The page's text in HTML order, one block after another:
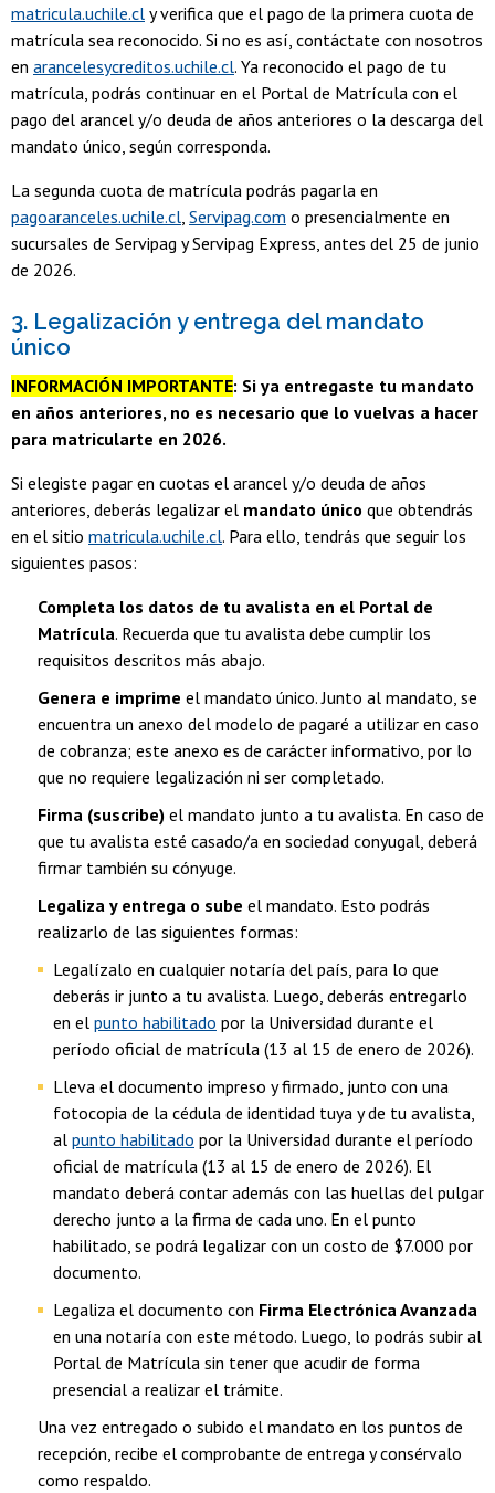
matricula.uchile.cl y verifica que el pago de la primera cuota de
matrícula sea reconocido. Si no es así, contáctate con nosotros
en arancelesycreditos.uchile.cl. Ya reconocido el pago de tu
matrícula, podrás continuar en el Portal de Matrícula con el
pago del arancel y/o deuda de años anteriores o la descarga del
mandato único, según corresponda.
La segunda cuota de matrícula podrás pagarla en
pagoaranceles.uchile.cl, Servipag.com o presencialmente en
sucursales de Servipag y Servipag Express, antes del 25 de junio
de 2026.
3. Legalización y entrega del mandato
único
INFORMACIÓN IMPORTANTE: Si ya entregaste tu mandato
en años anteriores, no es necesario que lo vuelvas a hacer
para matricularte en 2026.
Si elegiste pagar en cuotas el arancel y/o deuda de años
anteriores, deberás legalizar el mandato único que obtendrás
en el sitio matricula.uchile.cl. Para ello, tendrás que seguir los
siguientes pasos:
Completa los datos de tu avalista en el Portal de
Matrícula. Recuerda que tu avalista debe cumplir los
requisitos descritos más abajo.
Genera e imprime el mandato único. Junto al mandato, se
encuentra un anexo del modelo de pagaré a utilizar en caso
de cobranza; este anexo es de carácter informativo, por lo
que no requiere legalización ni ser completado.
Firma (suscribe) el mandato junto a tu avalista. En caso de
que tu avalista esté casado/a en sociedad conyugal, deberá
firmar también su cónyuge.
Legaliza y entrega o sube el mandato. Esto podrás
realizarlo de las siguientes formas:
Legalízalo en cualquier notaría del país, para lo que
deberás ir junto a tu avalista. Luego, deberás entregarlo
en el punto habilitado por la Universidad durante el
período oficial de matrícula (13 al 15 de enero de 2026).
Lleva el documento impreso y firmado, junto con una
fotocopia de la cédula de identidad tuya y de tu avalista,
al punto habilitado por la Universidad durante el período
oficial de matrícula (13 al 15 de enero de 2026). El
mandato deberá contar además con las huellas del pulgar
derecho junto a la firma de cada uno. En el punto
habilitado, se podrá legalizar con un costo de $7.000 por
documento.
Legaliza el documento con Firma Electrónica Avanzada
en una notaría con este método. Luego, lo podrás subir al
Portal de Matrícula sin tener que acudir de forma
presencial a realizar el trámite.
Una vez entregado o subido el mandato en los puntos de
recepción, recibe el comprobante de entrega y consérvalo
como respaldo.